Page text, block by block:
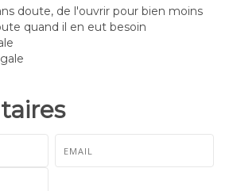
doute, de l'ouvrir pour bien moins
quand il en eut besoin